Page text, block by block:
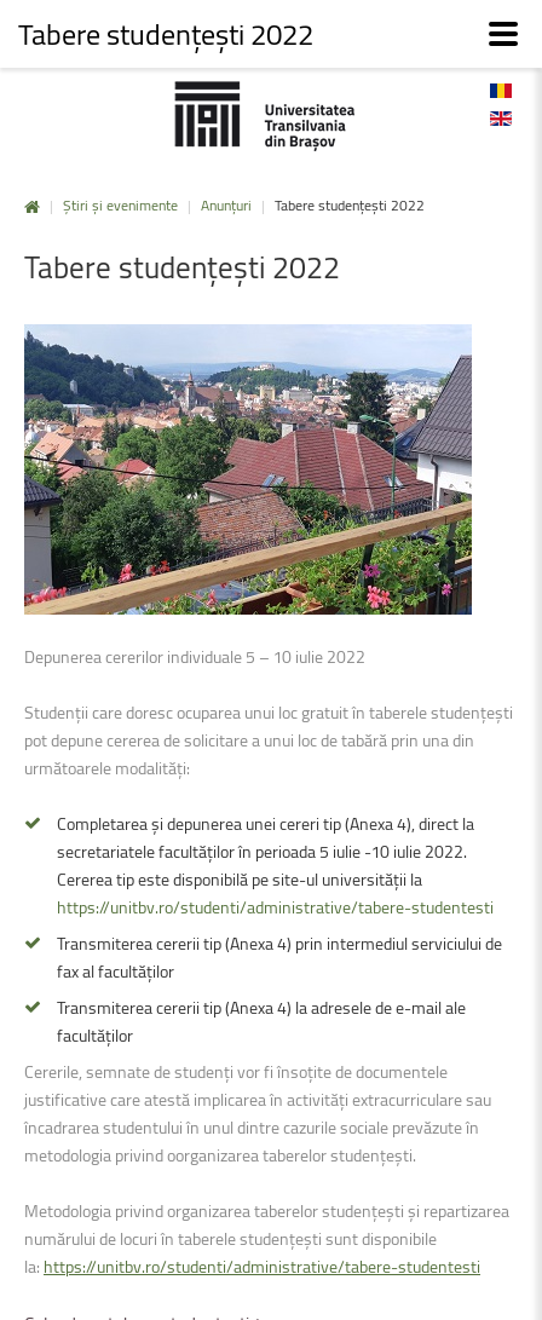
| Știri și evenimente | Anunțuri | Tabere studențești 2022
Tabere studențești 2022
Depunerea cererilor individuale 5 – 10 iulie 2022
Studenții care doresc ocuparea unui loc gratuit în taberele studențești
pot depune cererea de solicitare a unui loc de tabără prin una din
următoarele modalități:
Completarea și depunerea unei cereri tip (Anexa 4), direct la
secretariatele facultăților în perioada 5 iulie -10 iulie 2022.
Cererea tip este disponibilă pe site-ul universității la
https://unitbv.ro/studenti/administrative/tabere-studentesti
Transmiterea cererii tip (Anexa 4) prin intermediul serviciului de
fax al facultăților
Transmiterea cererii tip (Anexa 4) la adresele de e-mail ale
facultăților
Cererile, semnate de studenți vor fi însoțite de documentele
justificative care atestă implicarea în activități extracurriculare sau
încadrarea studentului în unul dintre cazurile sociale prevăzute în
metodologia privind oorganizarea taberelor studențești.
Metodologia privind organizarea taberelor studențești și repartizarea
numărului de locuri în taberele studențești sunt disponibile
la: https://unitbv.ro/studenti/administrative/tabere-studentesti
Tabere studențești 2022